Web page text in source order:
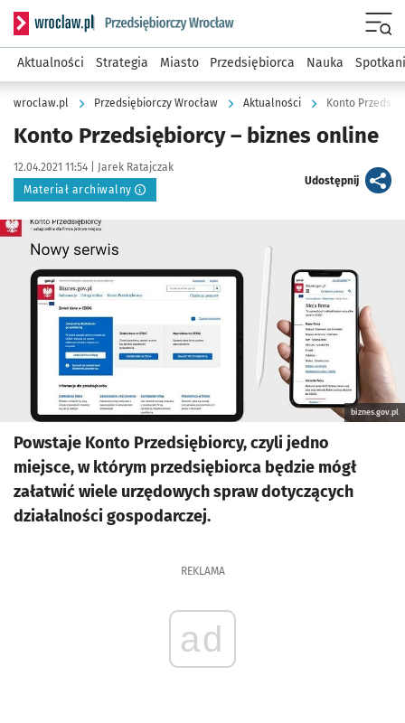
Serwis informacyjny wroclaw.pl podserwis: Strategia
Aktualności Strategia Miasto Przedsiębiorca Nauka
wroclaw.pl Przedsiębiorczy Wrocław Aktualności Konto
Konto Przedsiębiorcy – biznes online
Data publikacji:
12.04.2021 11:54 | Autor:
Jarek Ratajczak
Materiał archiwalny
Udostępnijartykuł
Kliknij, aby powiększyć
biznes.gov.pl
Powstaje Konto Przedsiębiorcy, czyli jedno
miejsce, w którym przedsiębiorca będzie mógł
załatwić wiele urzędowych spraw dotyczących
działalności gospodarczej.
REKLAMA
ad